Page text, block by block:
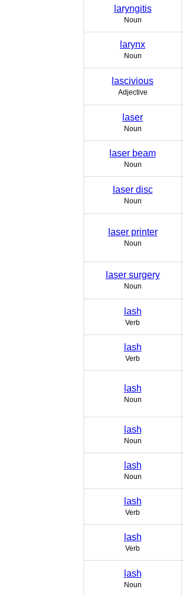
laryngitis
Noun
larynx
Noun
lascivious
Adjective
laser
Noun
laser beam
Noun
laser disc
Noun
laser printer
Noun
laser surgery
Noun
lash
Verb
lash
Verb
lash
Noun
lash
Noun
lash
Noun
lash
Verb
lash
Verb
lash
Noun